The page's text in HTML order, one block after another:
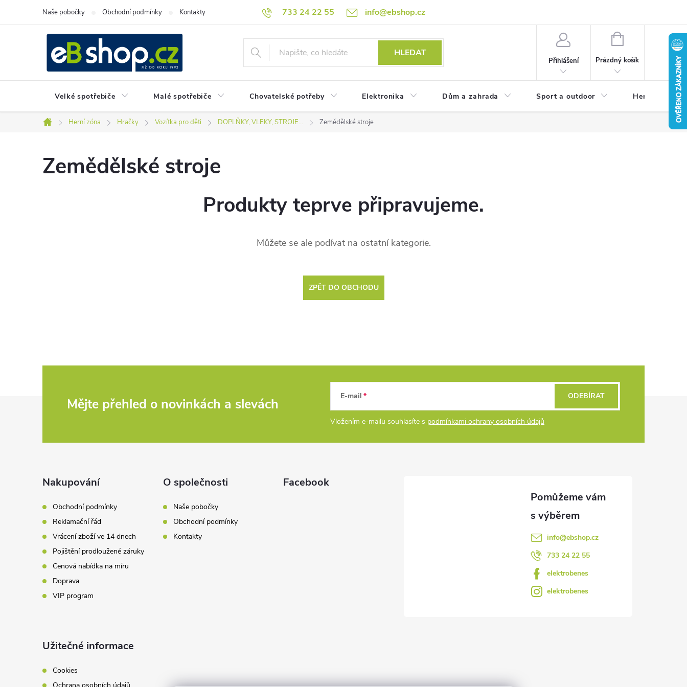
733 24 22 55 info@ebshop.cz
Naše pobočky Obchodní podmínky Kontakty
HLEDAT
Přihlášení
NÁKUPNÍ
Prázdný košík
Velké spotřebiče Malé spotřebiče Chovatelské potřeby Elektronika Dům a zahrada Sport a outdoor Herní zóna
Domů
Herní zóna Hračky Vozítka pro děti DOPLŇKY, VLEKY, STROJE... Zemědělské stroje
Zemědělské stroje
Produkty teprve připravujeme.
Můžete se ale podívat na ostatní kategorie.
ZPĚT DO OBCHODU
Mějte přehled o novinkách a slevách E-mail
Vložením e-mailu souhlasíte s podmínkami ochrany osobních údajů
ODEBÍRAT
Nakupování
Obchodní podmínky
Reklamační řád
Vrácení zboží ve 14 dnech
Pojištění prodloužené záruky
Cenová nabídka na míru
Doprava
VIP program
O společnosti
Naše pobočky
Obchodní podmínky
Kontakty
Facebook
info@ebshop.cz
733 24 22 55
elektrobenes
elektrobenes
Užitečné informace
Cookies